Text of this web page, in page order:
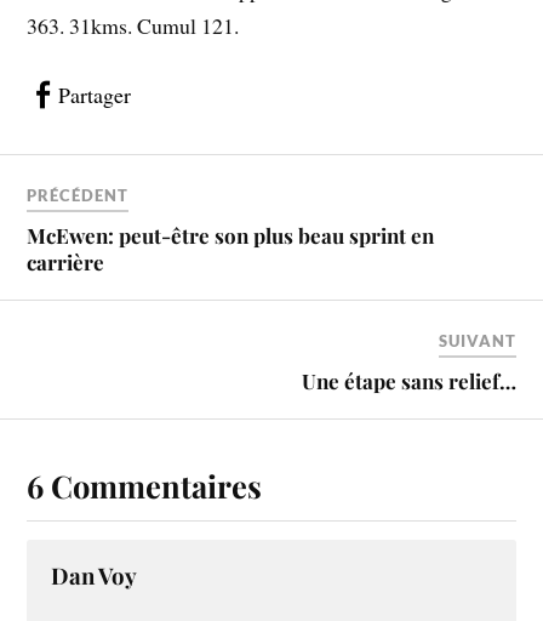
363. 31kms. Cumul 121.
Partager
PRÉCÉDENT
McEwen: peut-être son plus beau sprint en
carrière
SUIVANT
Une étape sans relief…
6 Commentaires
Dan Voy